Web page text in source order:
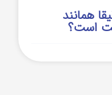
همانند
است؟